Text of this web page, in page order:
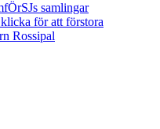
samlingar
Rossipal